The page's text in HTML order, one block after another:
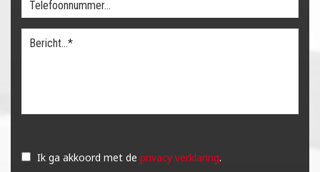
dit Ik ga akkoord met de privacy verklaring.